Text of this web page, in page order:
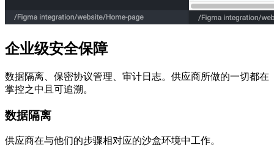
企业级安全保障
数据隔离、保密协议管理、审计日志。供应商所做的一切都在
掌控之中且可追溯。
数据隔离
供应商在与他们的步骤相对应的沙盒环境中工作。